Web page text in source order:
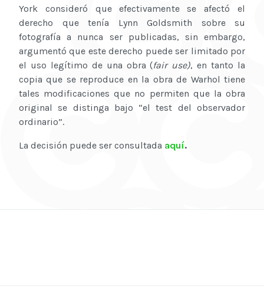
York consideró que efectivamente se afectó el
derecho que tenía Lynn Goldsmith sobre su
fotografía a nunca ser publicadas, sin embargo,
argumentó que este derecho puede ser limitado por
el uso legítimo de una obra (fair use), en tanto la
copia que se reproduce en la obra de Warhol tiene
tales modificaciones que no permiten que la obra
original se distinga bajo “el test del observador
ordinario”.
La decisión puede ser consultada aquí.